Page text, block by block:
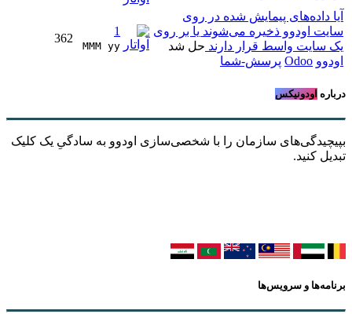
آیا داده‌های پیمایش شده در روی
سایت اودوو ذخیره می‌شوند یا بر روی
یک سایت واسط قرار دارند حل شد
اودوو Odoo پرسش-شما
1
MMM yy
362
درباره اودونیکس
بپیچیدگی‌های سازمان را با شخصی‌سازی اودوو به سادگیِ یک کلیک
تبدیل کنید.
برنامه‌ها و سرویس‌ها